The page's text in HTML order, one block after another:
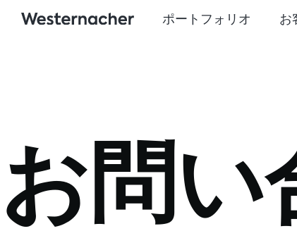
ポートフォリオ お
お問い